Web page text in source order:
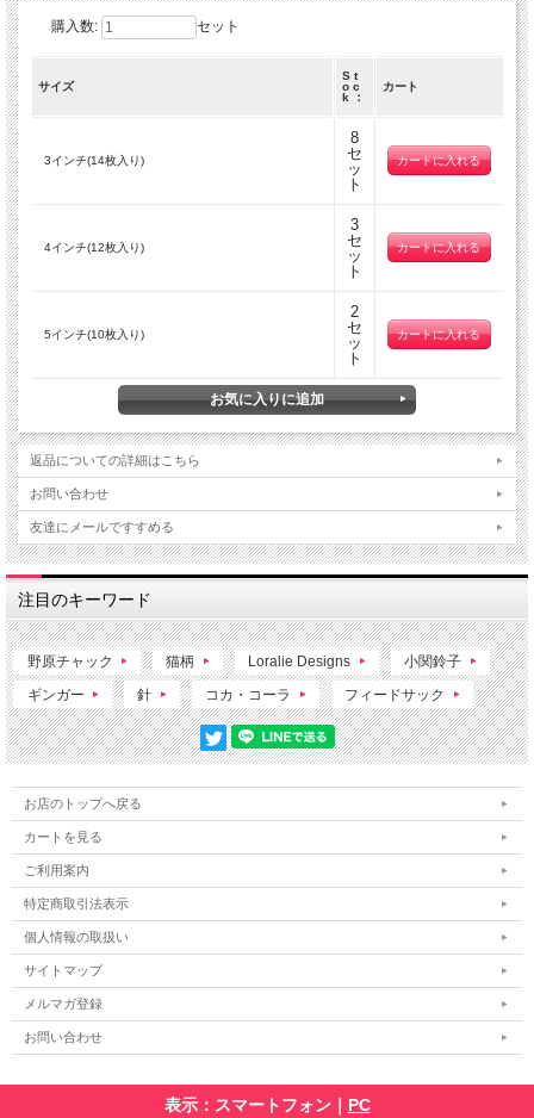
商品詳細
5インチ（直径約12.7cm）／10枚 ※全てサイズ毎にカット済みです。
●青または黄色(インチとセンチの表記あり)の定規とセットで撮影している画像の
お届けする商品内容には含まれません。
●実際の色に近くなる様、撮影・色調補正は行っておりますが
ディスプレイの種類や設定状況によっては色が異なって見える場合があります。
購入数: セット
サイズ
S t
o c
k ：
カート
3インチ(14枚入り)
8
セ
ッ
ト
4インチ(12枚入り)
3
セ
ッ
ト
5インチ(10枚入り)
2
セ
ッ
ト
返品についての詳細はこちら
お問い合わせ
友達にメールですすめる
注目のキーワード
野原チャック 猫柄 Loralie Designs 小関鈴子
ギンガー 針 コカ・コーラ フィードサック
お店のトップへ戻る
カートを見る
ご利用案内
特定商取引法表示
個人情報の取扱い
サイトマップ
メルマガ登録
お問い合わせ
表示：スマートフォン｜ PC